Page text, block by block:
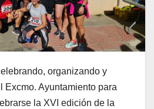
organizando y
Excmo. Ayuntamiento para
la XVI edición de la